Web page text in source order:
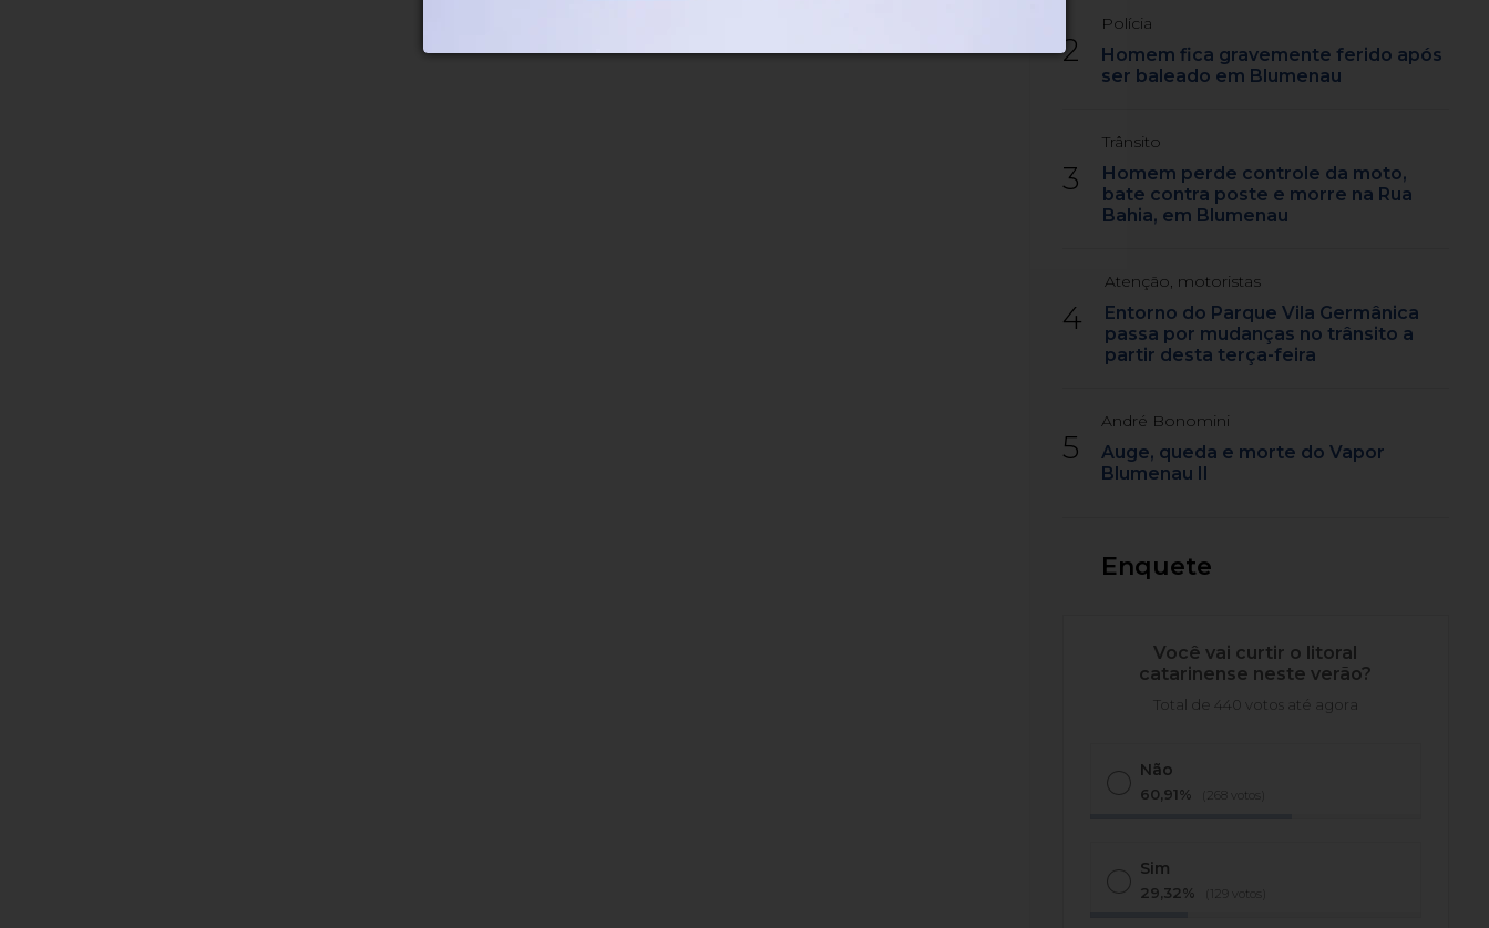
2
Polícia
Homem fica gravemente ferido após
ser baleado em Blumenau
3
Trânsito
Homem perde controle da moto,
bate contra poste e morre na Rua
Bahia, em Blumenau
4
Atenção, motoristas
Entorno do Parque Vila Germânica
passa por mudanças no trânsito a
partir desta terça-feira
5
André Bonomini
Auge, queda e morte do Vapor
Blumenau II
Enquete
Você vai curtir o litoral
catarinense neste verão?
Total de 440 votos até agora
Não
60,91% (268 votos)
Sim
29,32% (129 votos)